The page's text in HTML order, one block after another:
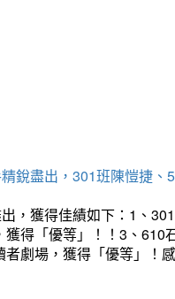
銳盡出，301班陳愷捷
，獲得佳績如下：1、
得「優等」！！3、
劇場，獲得「優等」！